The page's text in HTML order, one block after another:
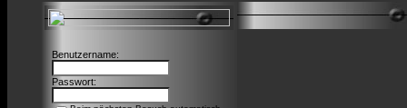
Benutzername:
Passwort: